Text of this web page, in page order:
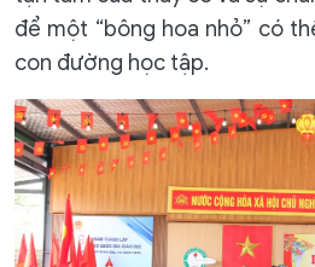
để một “bông hoa nhỏ” có
con đường học tập.